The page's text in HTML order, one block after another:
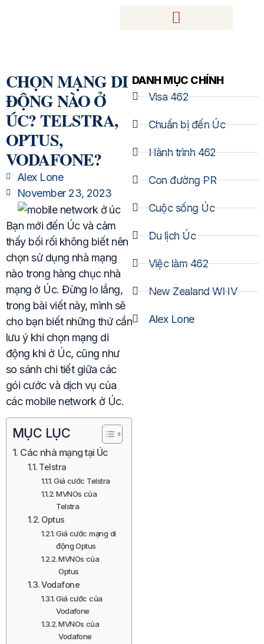
CHỌN MẠNG DI
ĐỘNG NÀO Ở
ÚC? TELSTRA,
OPTUS,
VODAFONE?
Alex Lone
November 23, 2023
Bạn mới đến Úc và cảm
thấy bối rối không biết nên
chọn sử dụng nhà mạng
nào trong hàng chục nhà
mạng ở Úc. Đừng lo lắng,
trong bài viết này, mình sẽ
cho bạn biết những thứ cần
lưu ý khi chọn mạng di
động khi ở Úc, cũng như
so sánh chi tiết giữa các
gói cước và dịch vụ của
các mobile network ở Úc.
MỤC LỤC
Các nhà mạng tại Úc
Telstra
Giá cước Telstra
MVNOs của
Telstra
Optus
Giá cước mạng di
động Optus
MVNOs của
Optus
Vodafone
Giá cước của
Vodafone
MVNOs của
Vodafone
DANH MỤC CHÍNH
Visa 462
Chuẩn bị đến Úc
Hành trình 462
Con đường PR
Cuộc sống Úc
Du lịch Úc
Việc làm 462
New Zealand WHV
Alex Lone